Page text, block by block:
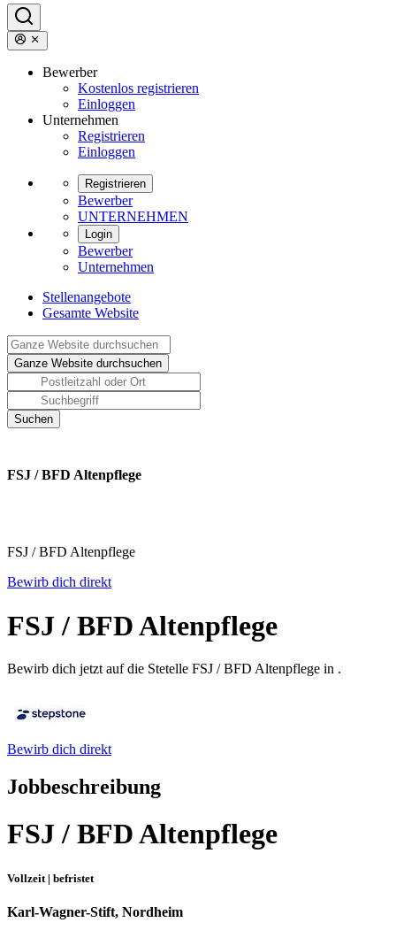
Bewerber
Kostenlos registrieren
Einloggen
Unternehmen
Registrieren
Einloggen
Registrieren
Bewerber
UNTERNEHMEN
Login
Bewerber
Unternehmen
Stellenangebote
Gesamte Website
FSJ / BFD Altenpflege
FSJ / BFD Altenpflege
Bewirb dich direkt
FSJ / BFD Altenpflege
Bewirb dich jetzt auf die Stetelle FSJ / BFD Altenpflege in .
Bewirb dich direkt
Jobbeschreibung
FSJ / BFD Altenpflege
Vollzeit | befristet
Karl-Wagner-Stift, Nordheim